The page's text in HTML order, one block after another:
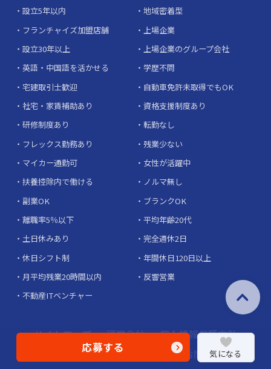
応募する 気になる
設立5年以内
地域密着型
フランチャイズ加盟店舗
上場企業
設立30年以上
上場企業のグループ会社
英語・中国語を活かせる
学歴不問
宅建取引士歓迎
自動車免許未取得でもOK
社宅・家賃補助あり
資格支援制度あり
研修制度あり
転勤なし
フレックス勤務あり
残業少ない
マイカー通勤可
女性が活躍中
扶養控除内で働ける
ノルマ無し
副業OK
ブランクOK
離職率5％以下
平均年齢20代
土日休みあり
完全週休2日
休日シフト制
年間休日120日以上
月平均残業20時間以内
反響営業
不動産ITベンチャー
サイトマップ 運営会社
個人情報保護方針
掲載希望の企業様 お問い合わせ